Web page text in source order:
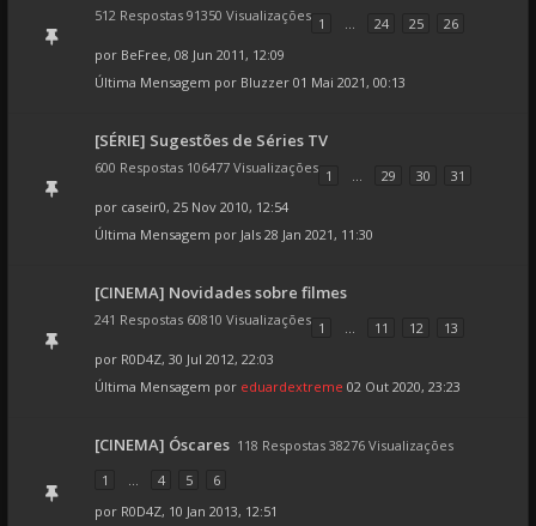
512 Respostas 91350 Visualizações 1 ... 24 25
26
por BeFree, 08 Jun 2011, 12:09
Última Mensagem por Bluzzer 01 Mai 2021, 00:13
[SÉRIE] Sugestões de Séries TV
600 Respostas 106477 Visualizações 1 ... 29 30
31
por caseir0, 25 Nov 2010, 12:54
Última Mensagem por Jals 28 Jan 2021, 11:30
[CINEMA] Novidades sobre filmes
241 Respostas 60810 Visualizações 1 ... 11 12
13
por R0D4Z, 30 Jul 2012, 22:03
Última Mensagem por eduardextreme 02 Out 2020, 23:23
[CINEMA] Óscares 118 Respostas 38276 Visualizações
1
... 4 5
6
por R0D4Z, 10 Jan 2013, 12:51